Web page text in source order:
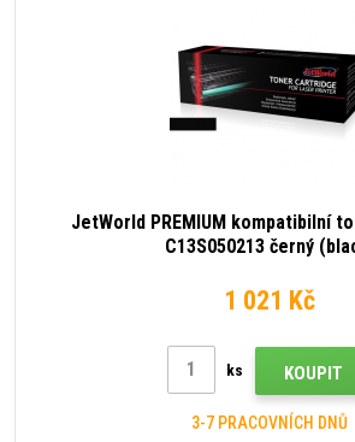
JetWorld PREMIUM kompatibilní
C13S050213 černý
1 021 Kč
ks KOUPIT
3-7 PRACOVNÍCH DNŮ